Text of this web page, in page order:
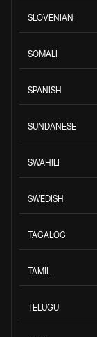
SLOVENIAN
SOMALI
SPANISH
SUNDANESE
SWAHILI
SWEDISH
TAGALOG
TAMIL
TELUGU